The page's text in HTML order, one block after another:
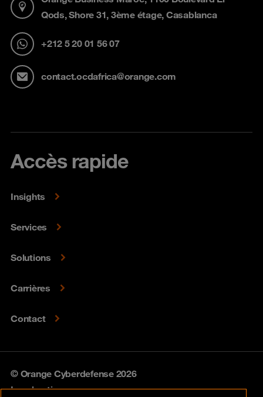
Qods, Shore 31, 3ème étage, Casablanca
+212 5 20 01 56 07
contact.ocdafrica@orange.com
Accès rapide
Insights
Services
Solutions
Carrières
Contact
© Orange Cyberdefense 2026
Legal notice